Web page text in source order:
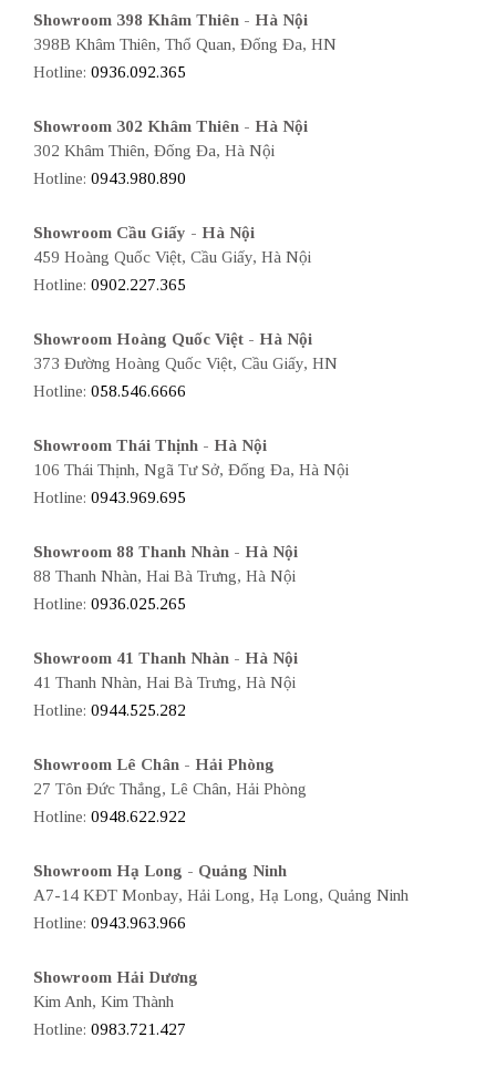
Showroom 398 Khâm Thiên - Hà Nội
398B Khâm Thiên, Thổ Quan, Đống Đa, HN
Hotline: 0936.092.365
Showroom 302 Khâm Thiên - Hà Nội
302 Khâm Thiên, Đống Đa, Hà Nội
Hotline: 0943.980.890
Showroom Cầu Giấy - Hà Nội
459 Hoàng Quốc Việt, Cầu Giấy, Hà Nội
Hotline: 0902.227.365
Showroom Hoàng Quốc Việt - Hà Nội
373 Đường Hoàng Quốc Việt, Cầu Giấy, HN
Hotline: 058.546.6666
Showroom Thái Thịnh - Hà Nội
106 Thái Thịnh, Ngã Tư Sở, Đống Đa, Hà Nội
Hotline: 0943.969.695
Showroom 88 Thanh Nhàn - Hà Nội
88 Thanh Nhàn, Hai Bà Trưng, Hà Nội
Hotline: 0936.025.265
Showroom 41 Thanh Nhàn - Hà Nội
41 Thanh Nhàn, Hai Bà Trưng, Hà Nội
Hotline: 0944.525.282
Showroom Lê Chân - Hải Phòng
27 Tôn Đức Thắng, Lê Chân, Hải Phòng
Hotline: 0948.622.922
Showroom Hạ Long - Quảng Ninh
A7-14 KĐT Monbay, Hải Long, Hạ Long, Quảng Ninh
Hotline: 0943.963.966
Showroom Hải Dương
Kim Anh, Kim Thành
Hotline: 0983.721.427